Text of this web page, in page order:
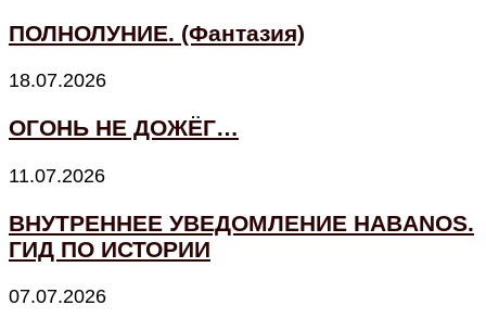
ПОЛНОЛУНИЕ. (Фантазия)
18.07.2026
ОГОНЬ НЕ ДОЖЁГ…
11.07.2026
ВНУТРЕННЕЕ УВЕДОМЛЕНИЕ HABANOS.
ГИД ПО ИСТОРИИ
07.07.2026